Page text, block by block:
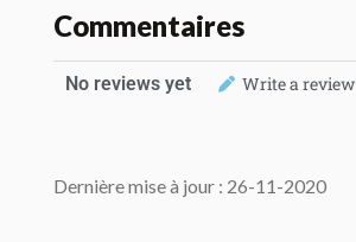
Commentaires
No reviews yet Write a review
Dernière mise à jour : 26-11-2020